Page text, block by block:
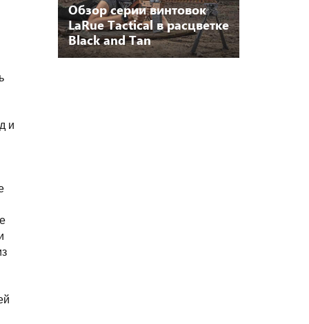
Обзор серии винтовок
LaRue Tactical в расцветке
Black and Tan
и